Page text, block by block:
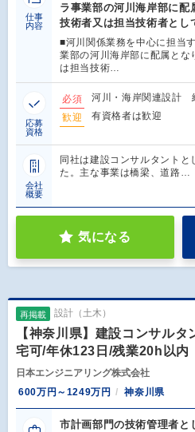
仕事
内容
ラ事業部の河川海岸部に
技術者又は担当技術者とし
■河川関係業務を中心に担当
業部の河川海岸部に配属とな
は担当技術…
応募
資格
必須
河川・海岸関連設計
歓迎
有資格者は歓迎
会社
概要
同社は建設コンサルタント
た。主な事業は橋梁、道路…
気になる
再掲載 設計（土木）
【神奈川県】建設コンサル
宅可/年休123日/残業20h以内
日本エンジニアリング株式会社
600万円～1249万円
神奈川県
市計画部門の技術管理者と